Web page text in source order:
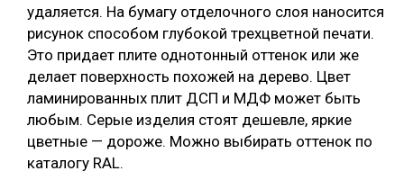
удаляется. На бумагу отделочного слоя наносится
рисунок способом глубокой трехцветной печати.
Это придает плите однотонный оттенок или же
делает поверхность похожей на дерево. Цвет
ламинированных плит ДСП и МДФ может быть
любым. Серые изделия стоят дешевле, яркие
цветные — дороже. Можно выбирать оттенок по
каталогу RAL.